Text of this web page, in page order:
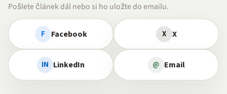
Pošlete článek dál nebo si ho uložte do emailu.
F Facebook X X
IN LinkedIn @ Email